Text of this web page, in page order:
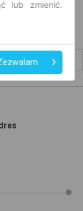
lub zmienić.